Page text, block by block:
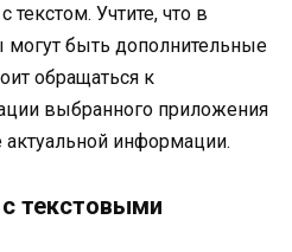
Учтите, что в
могут быть дополнительные
обращаться к
выбранного приложения
актуальной информации.
текстовыми